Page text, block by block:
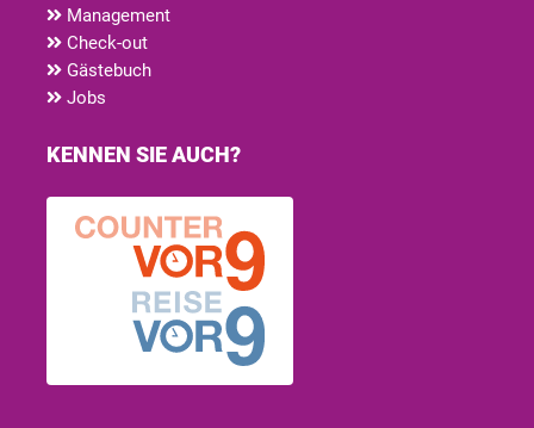
Management
Check-out
Gästebuch
Jobs
KENNEN SIE AUCH?